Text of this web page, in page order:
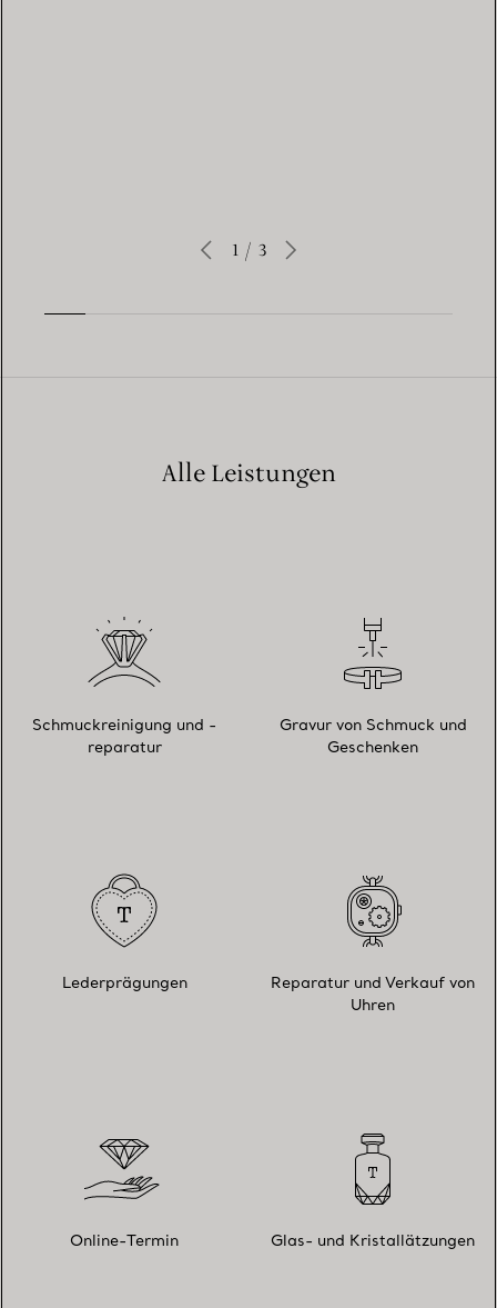
1 / 3
Alle Leistungen
Schmuckreinigung und -
reparatur
Gravur von Schmuck und
Geschenken
Lederprägungen
Reparatur und Verkauf von
Uhren
Online-Termin Glas- und Kristallätzungen